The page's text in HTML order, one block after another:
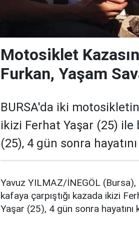
Motosiklet
Furkan, Yaşam
BURSA'da iki
ikizi Ferhat Yaşar (25)
(25), 4 gün sonra
Yavuz YILMAZ/İNEGÖL
kafaya çarpıştığı kazada ikizi
Yaşar (25), 4 gün sonra hayatını